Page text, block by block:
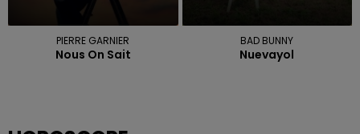
PIERRE GARNIER
Nous On Sait
BAD BUNNY
Nuevayol